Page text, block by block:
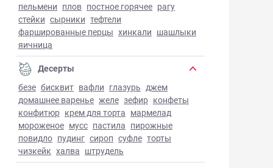
пельмени плов постное горячее рагу
стейки сырники тефтели
фаршированные перцы хинкали шашлыки
яичница
Десерты
безе бисквит вафли глазурь джем
домашнее варенье желе зефир конфеты
конфитюр крем для торта мармелад
мороженое мусс пастила пирожные
повидло пудинг сироп суфле торты
чизкейк халва штрудель